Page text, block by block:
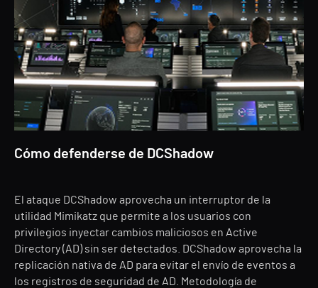
Cómo defenderse de DCShadow
El ataque DCShadow aprovecha un interruptor de la
utilidad Mimikatz que permite a los usuarios con
privilegios inyectar cambios maliciosos en Active
Directory (AD) sin ser detectados. DCShadow aprovecha la
replicación nativa de AD para evitar el envío de eventos a
los registros de seguridad de AD. Metodología de